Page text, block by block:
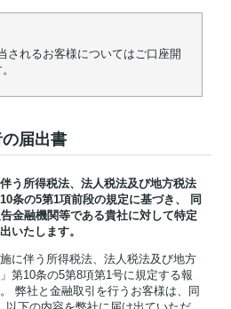
れるお客様についてはご口座開
届出書
う所得税法、法人税法及び地方税法
条の5第1項前段の規定に基づき、 同
金融機関等である貴社に対して特定
いたします。
に伴う所得税法、法人税法及び地方
第10条の5第8項第1号に規定する報
弊社と金融取引を行うお客様は、同